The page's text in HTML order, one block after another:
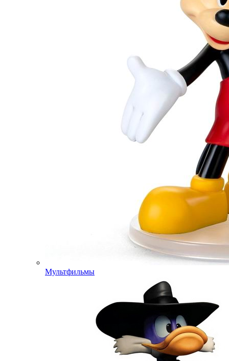
Мультфильмы